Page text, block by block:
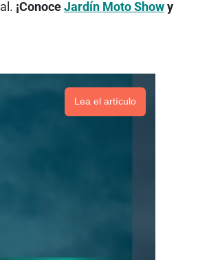
¡ConoceJardín Moto Showy
Lea el artículo